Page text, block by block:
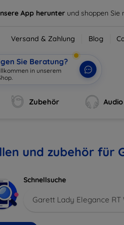
App herunter und shoppen Sie
Versand & Zahlung Blog
Sie Beratung?
in unserem
Zubehör Audio
und zubehör für
Schnellsuche
Garett Lady Elegance RT